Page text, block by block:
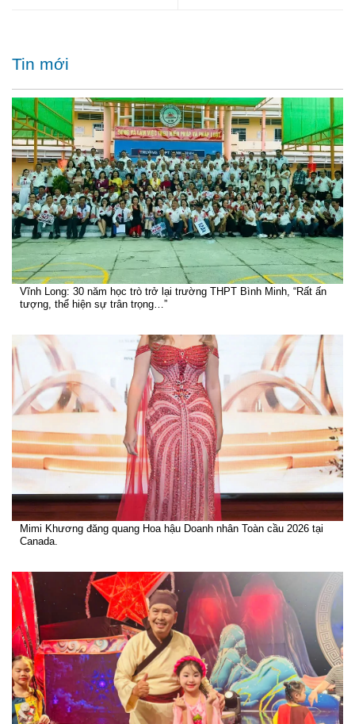
Tin mới
Vĩnh Long: 30 năm học trò trở lại trường THPT Bình Minh, “Rất ấn
tượng, thể hiện sự trân trọng…”
Mimi Khương đăng quang Hoa hậu Doanh nhân Toàn cầu 2026 tại
Canada.